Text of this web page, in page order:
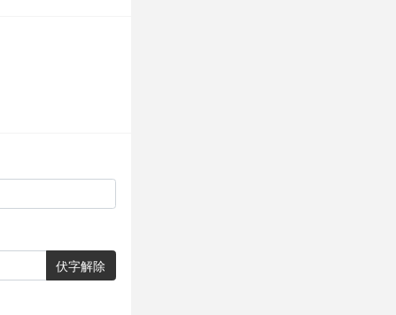
伏字解除